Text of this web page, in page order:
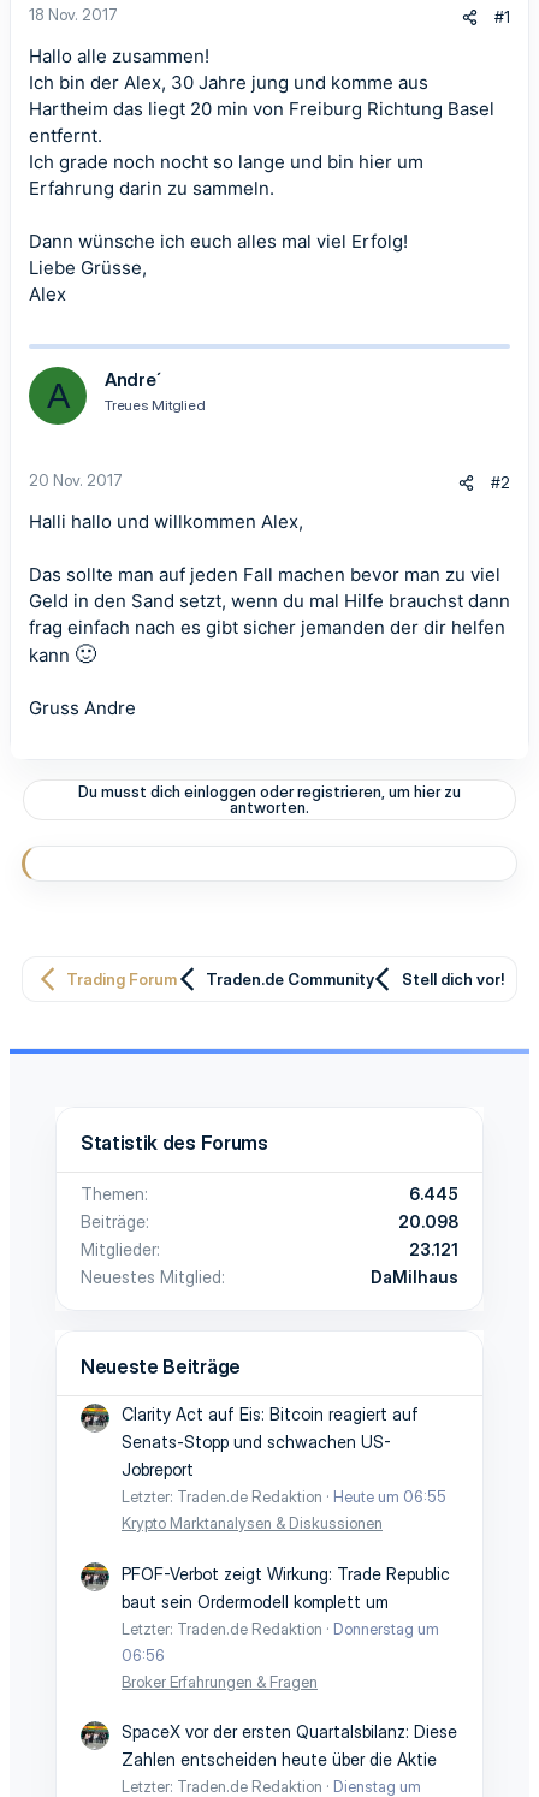
18 Nov. 2017 #1
Hallo alle zusammen!
Ich bin der Alex, 30 Jahre jung und komme aus
Hartheim das liegt 20 min von Freiburg Richtung Basel
entfernt.
Ich grade noch nocht so lange und bin hier um
Erfahrung darin zu sammeln.
Dann wünsche ich euch alles mal viel Erfolg!
Liebe Grüsse,
Alex
A Andre´
Treues Mitglied
20 Nov. 2017 #2
Halli hallo und willkommen Alex,
Das sollte man auf jeden Fall machen bevor man zu viel
Geld in den Sand setzt, wenn du mal Hilfe brauchst dann
frag einfach nach es gibt sicher jemanden der dir helfen
kann 🙂
Gruss Andre
Du musst dich einloggen oder registrieren, um hier zu
antworten.
Trading Forum Traden.de Community Stell dich vor!
Statistik des Forums
Themen
6.445
Beiträge
20.098
Mitglieder
23.121
Neuestes Mitglied
DaMilhaus
Neueste Beiträge
Clarity Act auf Eis: Bitcoin reagiert auf
Senats-Stopp und schwachen US-
Jobreport
Letzter: Traden.de Redaktion
Heute um 06:55
Krypto Marktanalysen & Diskussionen
PFOF-Verbot zeigt Wirkung: Trade Republic
baut sein Ordermodell komplett um
Letzter: Traden.de Redaktion
Donnerstag um
06:56
Broker Erfahrungen & Fragen
SpaceX vor der ersten Quartalsbilanz: Diese
Zahlen entscheiden heute über die Aktie
Letzter: Traden.de Redaktion
Dienstag um